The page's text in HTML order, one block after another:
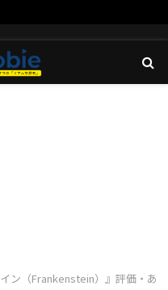
ン（Frankenstein）』評価・あ